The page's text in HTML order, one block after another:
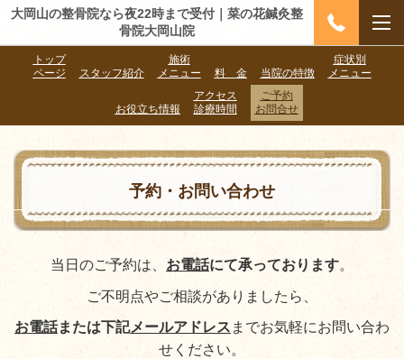
大岡山の整骨院なら夜22時まで受付｜菜の花鍼灸整
骨院大岡山院
トップ
ページ
スタッフ紹介
施術
メニュー
料 金 当院の特徴
症状別
メニュー
お役立ち情報
アクセス
診療時間
ご予約
お問合せ
予約・お問い合わせ
当日のご予約は、 お電話にて承っております。
ご不明点やご相談がありましたら、
お電話または下記メールアドレス までお気軽にお問い合わ
せください。